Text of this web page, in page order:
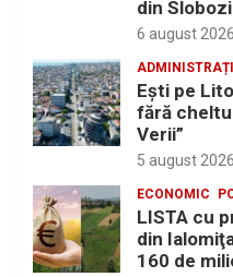
din
6 august 2026
Eşti pe
fără
Verii”
5 august 2026
ECONOMIC
LISTA cu
din
160 de